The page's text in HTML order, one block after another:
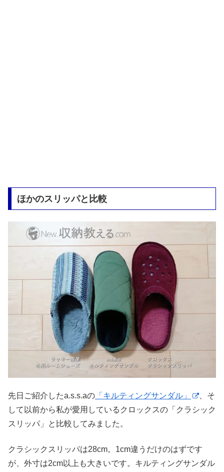
ほかのスリッパと比較
先日ご紹介したa.s.s.aの 「キルティングサンダル」
、そ
して以前から私が愛用しているクロックスの「クラシック
スリッパ」と比較してみました。
クラシックスリッパは28cm。1cm違うだけのはずです
が、外寸は2cm以上も大きいです。キルティングサンダル